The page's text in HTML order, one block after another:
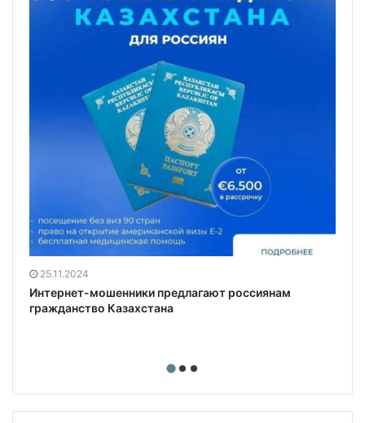
25.11.2024
Интернет-мошенники предлагают россиянам
гражданство Казахстана